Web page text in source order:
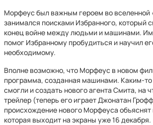
Морфеус был важным героем во вселенной
занимался поисками Избранного, который
конец войне между людьми и машинами.
помог Избранному пробудиться и научил
необходимому.
Вполне возможно, что Морфеус в новом
программа, созданная машинами. Каким-
смогли и создать нового агента Смита, на
трейлер (теперь его играет Джонатан
происхождение нового Морфеуса объяснят
которая выходит на экраны уже 16 декабря.